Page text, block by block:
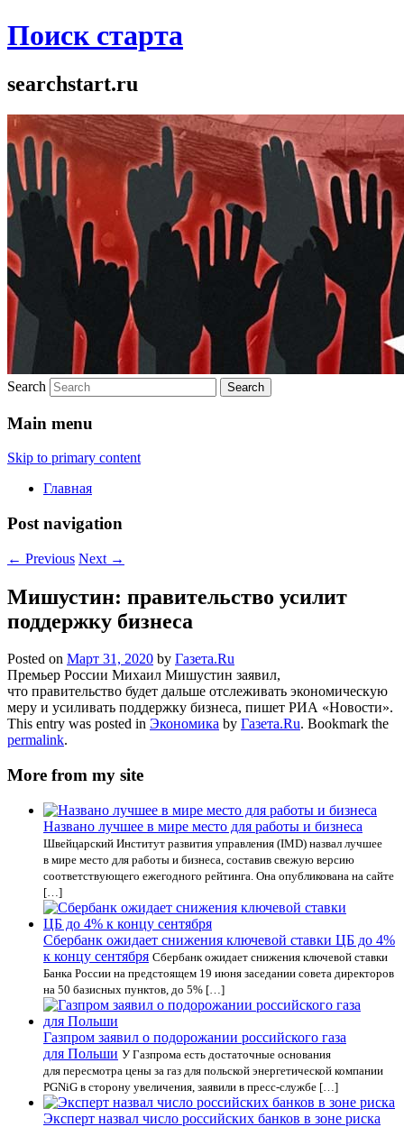
Поиск старта
searchstart.ru
Search
Main menu
Skip to primary content
Главная
Post navigation
← Previous Next →
Мишустин: правительство усилит
поддержку бизнеса
Posted on Март 31, 2020 by Газета.Ru
Премьер России Михаил Мишустин заявил,
что правительство будет дальше отслеживать экономическую
меру и усиливать поддержку бизнеса, пишет РИА «Новости».
This entry was posted in Экономика by Газета.Ru. Bookmark the
permalink.
More from my site
Названо лучшее в мире место для работы и бизнеса
Швейцарский Институт развития управления (IMD) назвал лучшее
в мире место для работы и бизнеса, составив свежую версию
соответствующего ежегодного рейтинга. Она опубликована на сайте
[…]
Сбербанк ожидает снижения ключевой ставки ЦБ до 4%
к концу сентября Сбербанк ожидает снижения ключевой ставки
Банка России на предстоящем 19 июня заседании совета директоров
на 50 базисных пунктов, до 5% […]
Газпром заявил о подорожании российского газа
для Польши У Газпрома есть достаточные основания
для пересмотра цены за газ для польской энергетической компании
PGNiG в сторону увеличения, заявили в пресс-службе […]
Эксперт назвал число российских банков в зоне риска